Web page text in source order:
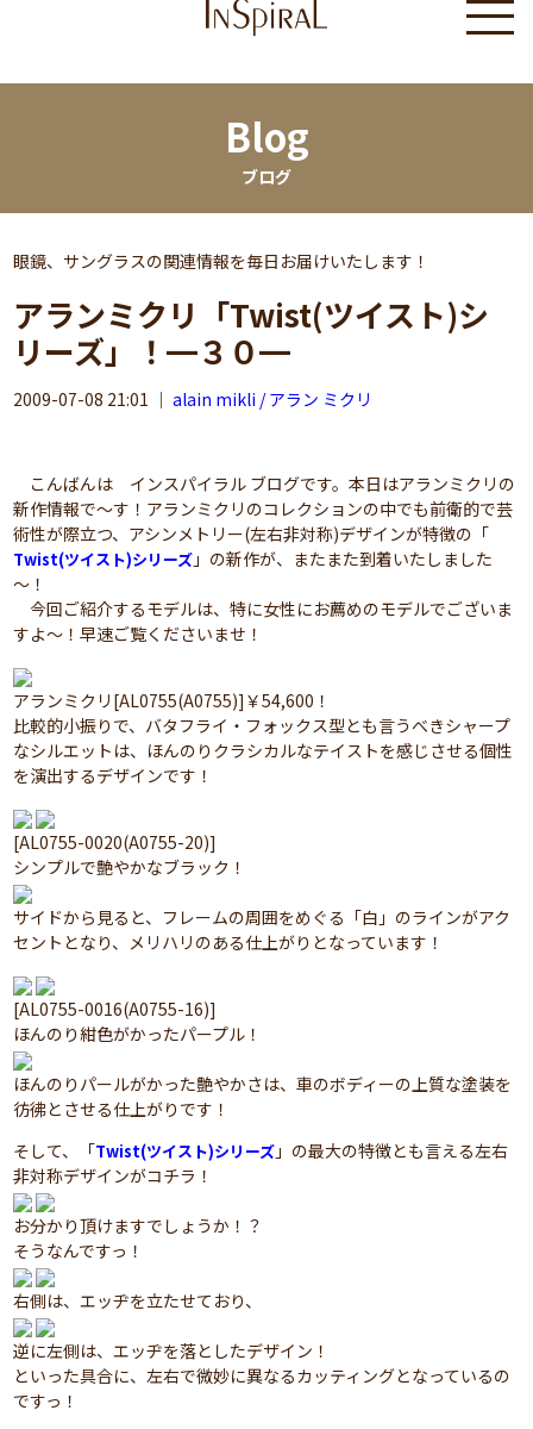
Blog
ブログ
眼鏡、サングラスの関連情報を毎日お届けいたします！
アランミクリ「Twist(ツイスト)シ
リーズ」！━３０━
2009-07-08 21:01 ｜alain mikli / アラン ミクリ
こんばんは インスパイラル ブログです。本日はアランミクリの
新作情報で～す！アランミクリのコレクションの中でも前衛的で芸
術性が際立つ、アシンメトリー(左右非対称)デザインが特徴の「
Twist(ツイスト)シリーズ 」の新作が、またまた到着いたしました
～！
今回ご紹介するモデルは、特に女性にお薦めのモデルでございま
すよ～！早速ご覧くださいませ！
アランミクリ[AL0755(A0755)]￥54,600！
比較的小振りで、バタフライ・フォックス型とも言うべきシャープ
なシルエットは、ほんのりクラシカルなテイストを感じさせる個性
を演出するデザインです！
[AL0755-0020(A0755-20)]
シンプルで艶やかなブラック！
サイドから見ると、フレームの周囲をめぐる「白」のラインがアク
セントとなり、メリハリのある仕上がりとなっています！
[AL0755-0016(A0755-16)]
ほんのり紺色がかったパープル！
ほんのりパールがかった艶やかさは、車のボディーの上質な塗装を
彷彿とさせる仕上がりです！
そして、「Twist(ツイスト)シリーズ 」の最大の特徴とも言える左右
非対称デザインがコチラ！
お分かり頂けますでしょうか！？
そうなんですっ！
右側は、エッヂを立たせており、
逆に左側は、エッヂを落としたデザイン！
といった具合に、左右で微妙に異なるカッティングとなっているの
ですっ！